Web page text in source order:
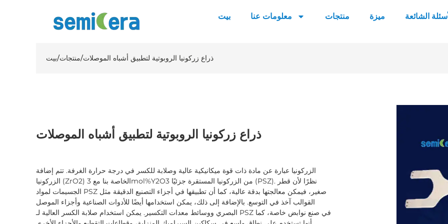
بيت معلومات عنا منتجات ميزة الشائعة
بيت/منتجات/ذراع زركونيا الروبوتية لتطبيق أشباه الموصلات
ذراع زركونيا الروبوتية لتطبيق أشباه الموصلات
الزركونيا عبارة عن مادة ذات قوة ميكانيكية عالية وصلابة للكسر في درجة حرارة الغرفة. تتم إضافة
الزركونيا (ZrO2) الخاصة بنا مع 3mol%Y2O3 من الزركونيا المستقرة جزئيًا (PSZ). نظرًا لأن قطر
الجسيمات لمواد PSZ صغير، فيمكن معالجتها بدقة عالية، كما أن تطبيقها في أجزاء التصنيع الدقيقة مثل
القوالب آخذ في التوسع. بالإضافة إلى ذلك، يمكن استخدامها أيضًا للأدوات الصناعية وأجزاء الموصل
البصري ووسائط معدات التكسير. يمكن استخدام صلابة الكسر العالية لـ PSZ في صنع نوابض خاصة، كما